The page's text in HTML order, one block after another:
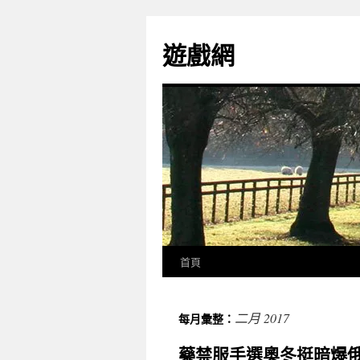
遊戲網
首頁
每月彙整： 二月 2017
藥禁服手選奧冬挺暗爆